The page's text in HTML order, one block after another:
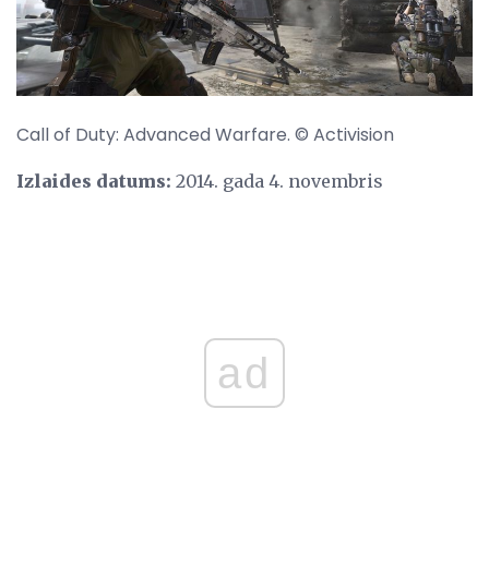
Call of Duty: Advanced Warfare. © Activision
Izlaides datums: 2014. gada 4. novembris
ad